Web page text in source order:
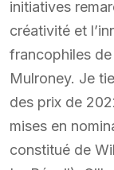
initiatives
créativité et
francophiles
Mulroney. Je
des prix de
mises en
constitué de